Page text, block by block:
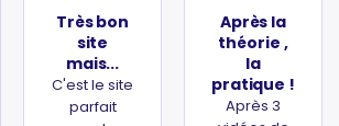
Très bon
site
mais...
C'est le site
parfait
Après la
théorie ,
la
pratique !
Après 3